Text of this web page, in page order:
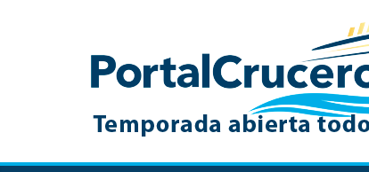
Toda
información
cruceros